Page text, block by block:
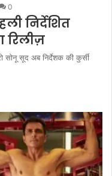
0
निर्देशित
रिलीज़
सूद अब निर्देशक की कुर्सी